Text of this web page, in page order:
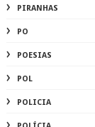
PIRANHAS
PO
POESIAS
POL
POLICIA